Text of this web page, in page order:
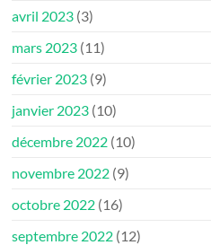
avril 2023 (3)
mars 2023 (11)
février 2023 (9)
janvier 2023 (10)
décembre 2022 (10)
novembre 2022 (9)
octobre 2022 (16)
septembre 2022 (12)